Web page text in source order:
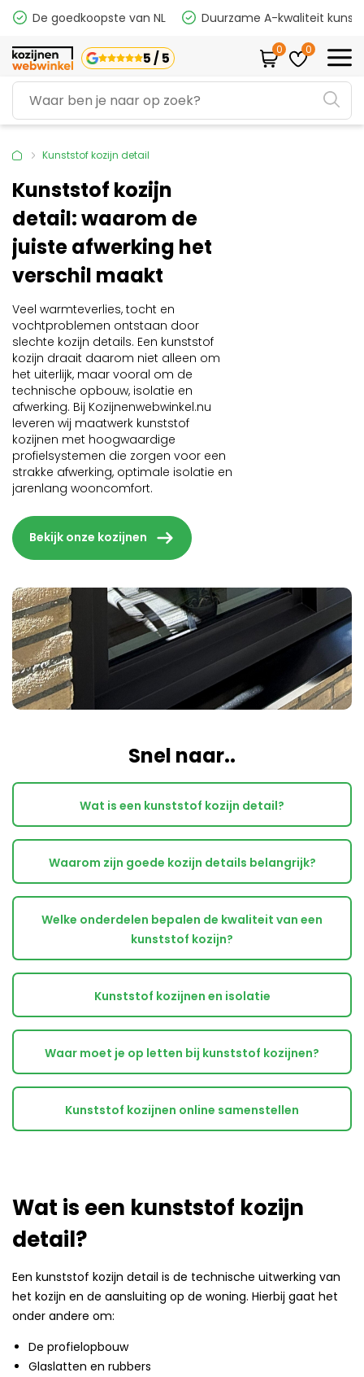
De goedkoopste van NL Duurzame A-kwaliteit
5 / 5
0 0
Kunststof kozijn detail
Kunststof kozijn
detail: waarom de
juiste afwerking het
verschil maakt
Veel warmteverlies, tocht en
vochtproblemen ontstaan door
slechte kozijn details. Een kunststof
kozijn draait daarom niet alleen om
het uiterlijk, maar vooral om de
technische opbouw, isolatie en
afwerking. Bij Kozijnenwebwinkel.nu
leveren wij maatwerk kunststof
kozijnen met hoogwaardige
profielsystemen die zorgen voor een
strakke afwerking, optimale isolatie en
jarenlang wooncomfort.
Bekijk onze kozijnen
Snel naar..
Wat is een kunststof kozijn detail?
Waarom zijn goede kozijn details belangrijk?
Welke onderdelen bepalen de kwaliteit van een
kunststof kozijn?
Kunststof kozijnen en isolatie
Waar moet je op letten bij kunststof kozijnen?
Kunststof kozijnen online samenstellen
Wat is een kunststof kozijn
detail?
Een kunststof kozijn detail is de technische uitwerking van
het kozijn en de aansluiting op de woning. Hierbij gaat het
onder andere om:
De profielopbouw
Glaslatten en rubbers